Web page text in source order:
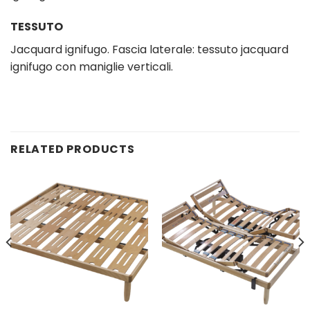
TESSUTO
Jacquard ignifugo. Fascia laterale: tessuto jacquard
ignifugo con maniglie verticali.
RELATED PRODUCTS